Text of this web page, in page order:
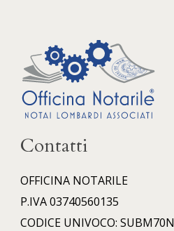
Contatti
OFFICINA NOTARILE
P.IVA 03740560135
CODICE UNIVOCO: SUBM70N